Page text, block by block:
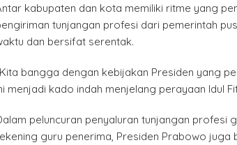
kabupaten dan kota memiliki ritme yang
tunjangan profesi dari pemerintah
dan bersifat serentak.
bangga dengan kebijakan Presiden yang
menjadi kado indah menjelang perayaan Idul
peluncuran penyaluran tunjangan profesi
guru penerima, Presiden Prabowo juga